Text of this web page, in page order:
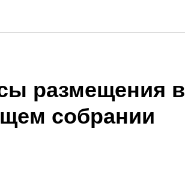
размещения в
собрании